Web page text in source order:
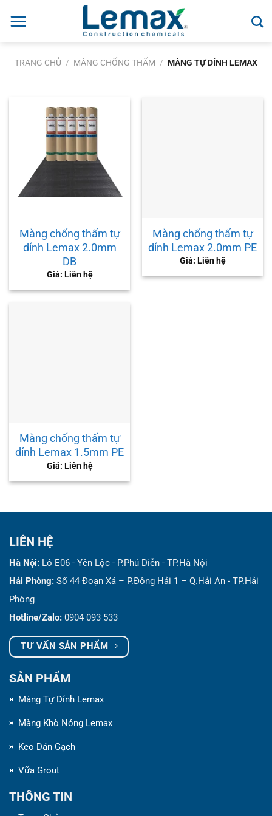
TRANG CHỦ / MÀNG CHỐNG THẤM / MÀNG TỰ DÍNH LEMAX
Màng chống thấm tự
dính Lemax 2.0mm
DB
Giá: Liên hệ
Màng chống thấm tự
dính Lemax 2.0mm PE
Giá: Liên hệ
Màng chống thấm tự
dính Lemax 1.5mm PE
Giá: Liên hệ
LIÊN HỆ
Hà Nội: Lô E06 - Yên Lộc - P.Phú Diễn - TP.Hà Nội
Hải Phòng: Số 44 Đoạn Xá – P.Đông Hải 1 – Q.Hải An - TP.Hải
Phòng
Hotline/Zalo: 0904 093 533
TƯ VẤN SẢN PHẨM
SẢN PHẨM
Màng Tự Dính Lemax
Màng Khò Nóng Lemax
Keo Dán Gạch
Vữa Grout
THÔNG TIN